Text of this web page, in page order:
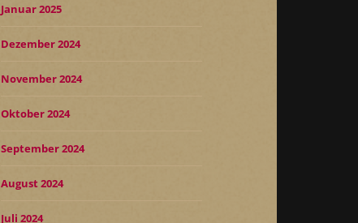
Januar 2025
Dezember 2024
November 2024
Oktober 2024
September 2024
August 2024
Juli 2024